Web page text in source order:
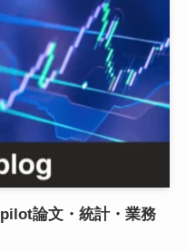
論文・統計・業務